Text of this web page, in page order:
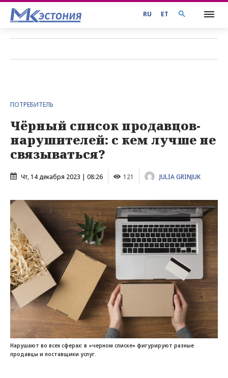
RU ET
ПОТРЕБИТЕЛЬ
Чёрный список продавцов-
нарушителей: с кем лучше не
связываться?
Чт, 14 декабря 2023 | 08:26 121 JULIA GRINJUK
Нарушают во всех сферах: в «черном списке» фигурируют разные
продавцы и поставщики услуг.